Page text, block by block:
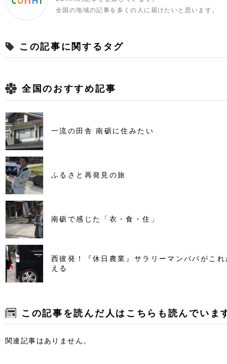
全国の地域の記事を多くの人に届けたいと思います。
この記事に関するタグ
全国のおすすめ記事
一流の田舎 南砺に住みたい
ふるさと再発見の旅
南砺で感じた「衣・食・住」
西彼発！『休日農業』サラリーマンパパがこ
える
この記事を読んだ人はこちらも読んでいま
関連記事はありません。